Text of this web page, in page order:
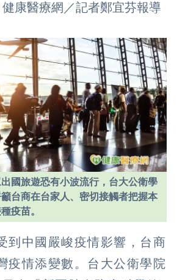
康醫療網／記者鄭宜芬報導
國旅遊恐有小波流行，台大公衛學
台商在台家人、密切接觸者把握本
疫苗。
到中國嚴峻疫情影響，台商
疫情添變數。台大公衛學院